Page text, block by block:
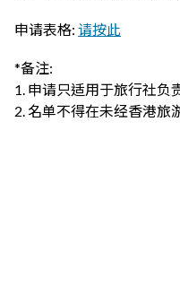
申请表格: 请按此
*备注:
1. 申请只适用于旅行社负
2. 名单不得在未经香港旅